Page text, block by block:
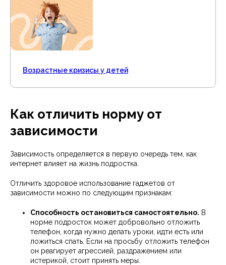
Возрастные кризисы у детей
Как отличить норму от
зависимости
Зависимость определяется в первую очередь тем, как
интернет влияет на жизнь подростка.
Отличить здоровое использование гаджетов от
зависимости можно по следующим признакам:
Способность остановиться самостоятельно. В
норме подросток может добровольно отложить
телефон, когда нужно делать уроки, идти есть или
ложиться спать. Если на просьбу отложить телефон
он реагирует агрессией, раздражением или
истерикой, стоит принять меры.